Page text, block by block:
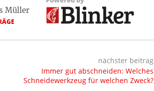
Müller
nächster beitrag
Immer gut abschneiden: Welches
Schneidewerkzeug für welchen Zweck?